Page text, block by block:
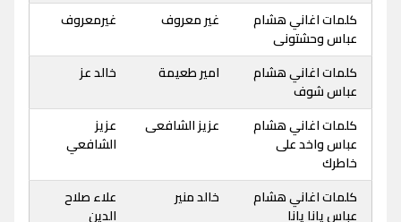
كلمات اغاني هشام
عباس وحشتونى
غير معروف غيرمعروف
كلمات اغاني هشام
عباس شوف
امير طعيمة خالد عز
كلمات اغاني هشام
عباس واخد على
خاطرك
عزيز الشافعى
عزيز
الشافعي
كلمات اغاني هشام
عباس يانا يانا
خالد منير
علاء صلاح
الدين